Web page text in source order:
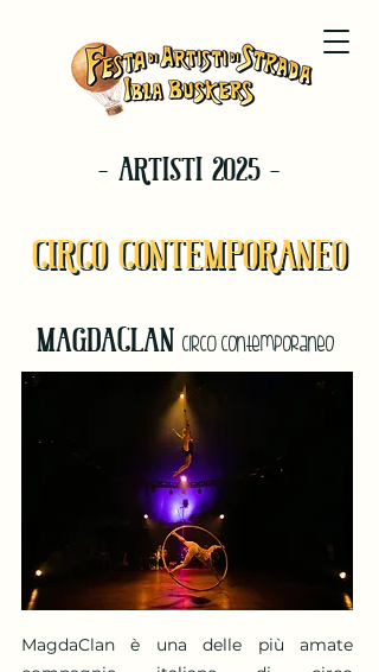
- ARTISTI 2025 -
CIRCO CONTEMPORANEO
CIRCO CONTEMPORANEO
MAGDACLAN CIRCO contemporaneo
MagdaClan è una delle più amate